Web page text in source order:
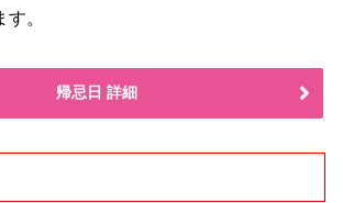
。
帰忌日 詳細